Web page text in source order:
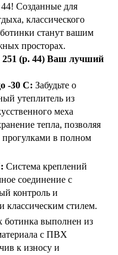
44! Созданные для
классического
станут вашим
просторах.
(р. 44) Ваш лучший
-30 C: Забудьте о
утеплитель из
меха
тепла, позволяя
в полном
Система креплений
соединение с
контроль и
классическим стилем.
ботинка выполнен из
с ПВХ
к износу и